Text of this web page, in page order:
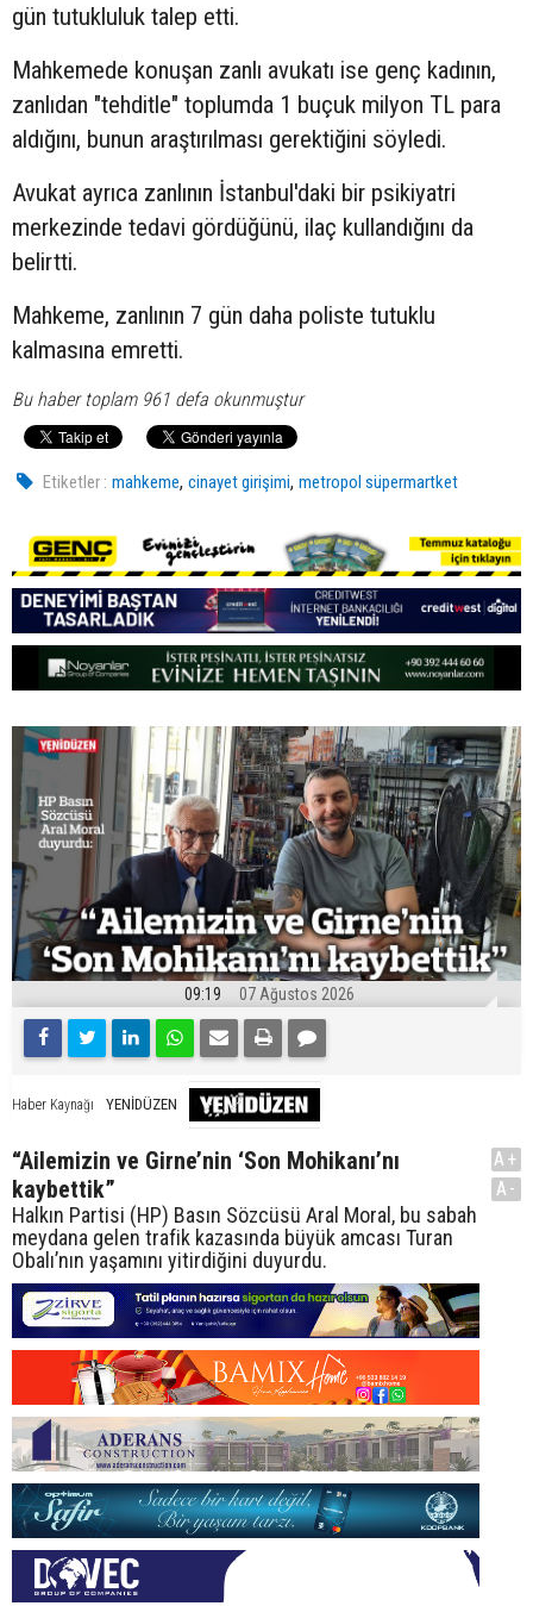
gün tutukluluk talep etti.
Mahkemede konuşan zanlı avukatı ise genç kadının,
zanlıdan "tehditle" toplumda 1 buçuk milyon TL para
aldığını, bunun araştırılması gerektiğini söyledi.
Avukat ayrıca zanlının İstanbul'daki bir psikiyatri
merkezinde tedavi gördüğünü, ilaç kullandığını da
belirtti.
Mahkeme, zanlının 7 gün daha poliste tutuklu
kalmasına emretti.
Bu haber toplam 961 defa okunmuştur
Etiketler : mahkeme,cinayet girişimi,metropol süpermartket
09:19 07 Ağustos 2026
Haber Kaynağı YENİDÜZEN
“Ailemizin ve Girne’nin ‘Son Mohikanı’nı
kaybettik”
Halkın Partisi (HP) Basın Sözcüsü Aral Moral, bu sabah
meydana gelen trafik kazasında büyük amcası Turan
Obalı’nın yaşamını yitirdiğini duyurdu.
A+
A-